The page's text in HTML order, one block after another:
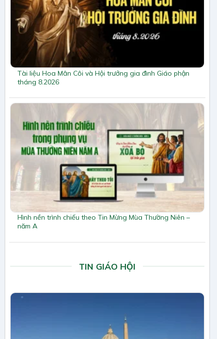
Tài liệu Hoa Mân Côi và Hội trưởng gia đình Giáo phận
tháng 8.2026
Hình nền trình chiếu theo Tin Mừng Mùa Thường Niên –
năm A
TIN GIÁO HỘI